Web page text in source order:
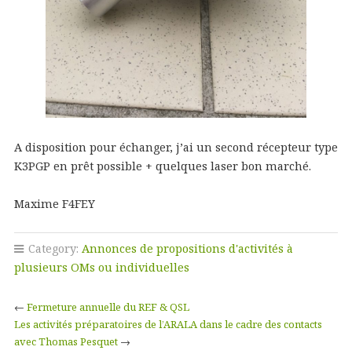
A disposition pour échanger, j’ai un second récepteur type
K3PGP en prêt possible + quelques laser bon marché.
Maxime F4FEY
Category: Annonces de propositions d'activités à
plusieurs OMs ou individuelles
← Fermeture annuelle du REF & QSL
Les activités préparatoires de l’ARALA dans le cadre des contacts
avec Thomas Pesquet→